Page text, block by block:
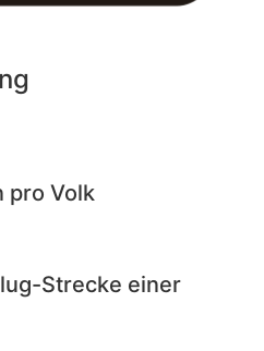
pro Volk
Strecke einer